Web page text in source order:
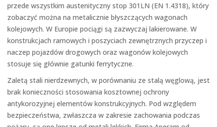
przede wszystkim austenityczny stop 301LN (EN 1.4318), który
zobaczyć można na metalicznie błyszczących wagonach
kolejowych. W Europie pociągi są zazwyczaj lakierowane. W
konstrukcjach ramowych i poszyciach zewnętrznych przyczep i
naczep pojazdów drogowych oraz wagonów kolejowych
stosuje się głównie gatunki ferrytyczne.
Zaletą stali nierdzewnych, w porównaniu ze stalą węglową, jest
brak konieczności stosowania kosztownej ochrony
antykorozyjnej elementów konstrukcyjnych. Pod względem
bezpieczeństwa, zwłaszcza w zakresie zachowania podczas